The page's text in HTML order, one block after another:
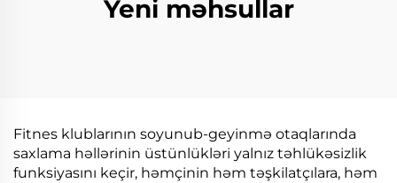
Yeni məhsullar
Fitnes klublarının soyunub-geyinmə otaqlarında
saxlama həllərinin üstünlükləri yalnız təhlükəsizlik
funksiyasını keçir, həmçinin həm təşkilatçılara, həm